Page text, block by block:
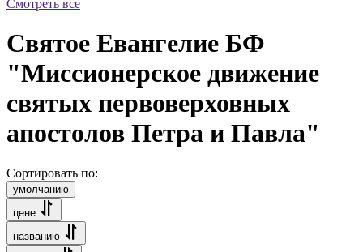
Смотреть все
Святое Евангелие БФ
"Миссионерское движение
святых первоверховных
апостолов Петра и Павла"
Сортировать по:
умолчанию
цене
названию